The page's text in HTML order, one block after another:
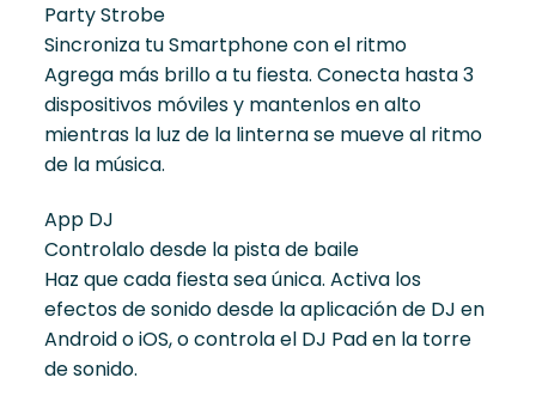
Party Strobe
Sincroniza tu Smartphone con el ritmo
Agrega más brillo a tu fiesta. Conecta hasta 3
dispositivos móviles y mantenlos en alto
mientras la luz de la linterna se mueve al ritmo
de la música.
App DJ
Controlalo desde la pista de baile
Haz que cada fiesta sea única. Activa los
efectos de sonido desde la aplicación de DJ en
Android o iOS, o controla el DJ Pad en la torre
de sonido.